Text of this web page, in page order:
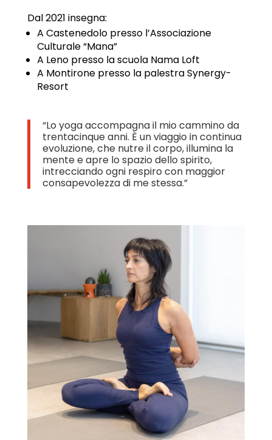
Dal 2021 insegna:
A Castenedolo presso l’Associazione
Culturale “Mana”
A Leno presso la scuola Nama Loft
A Montirone presso la palestra Synergy-
Resort
“Lo yoga accompagna il mio cammino da
trentacinque anni. È un viaggio in continua
evoluzione, che nutre il corpo, illumina la
mente e apre lo spazio dello spirito,
intrecciando ogni respiro con maggior
consapevolezza di me stessa.”